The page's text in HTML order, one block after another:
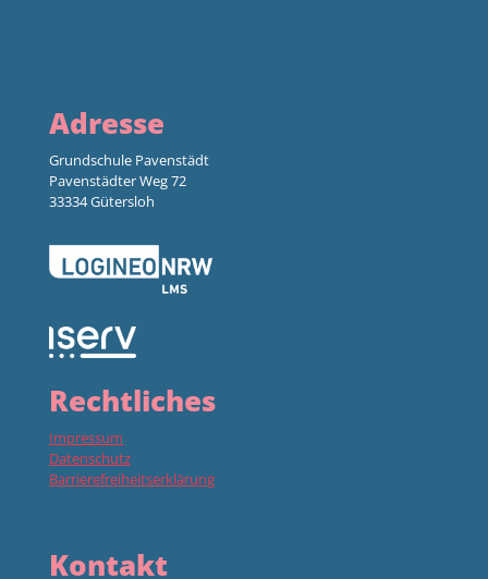
Adresse
Grundschule Pavenstädt
Pavenstädter Weg 72
33334 Gütersloh
Rechtliches
Impressum
Datenschutz
Barrierefreiheitserklärung
Kontakt